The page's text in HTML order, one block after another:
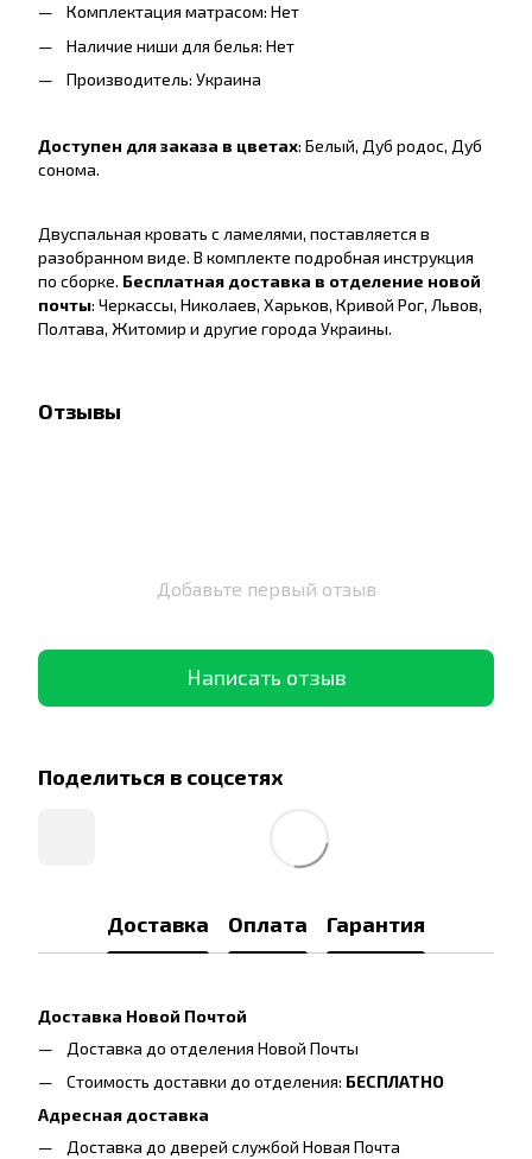
Комплектация матрасом: Нет
Наличие ниши для белья: Нет
Производитель: Украина
Доступен для заказа в цветах: Белый, Дуб родос, Дуб
сонома.
Двуспальная кровать с ламелями, поставляется в
разобранном виде. В комплекте подробная инструкция
по сборке. Бесплатная доставка в отделение новой
почты: Черкассы, Николаев, Харьков, Кривой Рог, Львов,
Полтава, Житомир и другие города Украины.
Отзывы
Добавьте первый отзыв
Написать отзыв
Поделиться в соцсетях
Доставка Оплата Гарантия
Доставка Новой Почтой
Доставка до отделения Новой Почты
Стоимость доставки до отделения: БЕСПЛАТНО
Адресная доставка
Доставка до дверей службой Новая Почта